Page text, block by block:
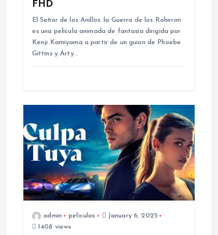
FHD
El Señor de los Anillos: la Guerra de los Rohirrim
es una película animada de fantasía dirigida por
Kenji Kamiyama a partir de un guion de Phoebe
Gittins y Arty…
admin peliculas
January 6, 2025
1408 views